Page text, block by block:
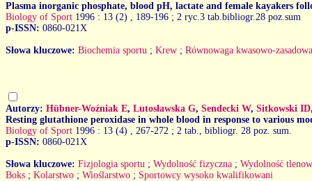
Plasma inorganic phosphate, blood pH, lactate and female kayakers
Biology of Sport 1996 : 13 (2)
, 189-196 ; 2 ryc.3 tab.bibliogr.28 poz.sum
p-ISSN: 0860-021X
Słowa kluczowe: Biochemia sportu ; Krew ; Równowaga kwasowo-zasadowa
Autorzy: Hübner-Woźniak E, Lutosławska G, Sendecki W, Sitkowski ID
Resting glutathione peroxidase in whole blood in response to various
Biology of Sport 1996 : 13 (4)
, 267-272 ; 2 tab., bibliogr. 28 poz. sum.
p-ISSN: 0860-021X
Słowa kluczowe: Fizjologia sportu ; Wydolność fizyczna ; Wydolność
Boks ; Kolarstwo ; Wioślarstwo ; Sportowcy wysoko kwalifikowani